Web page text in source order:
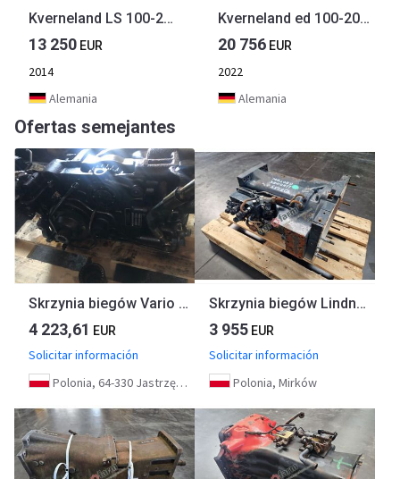
Kverneland LS 100-200 4-sch.
13 250 EUR
2014
Alemania
Kverneland ed 100-200 4-schar
20 756 EUR
2022
Alemania
Ofertas semejantes
Skrzynia biegów Vario Ml 70
4 223,61 EUR
Solicitar información
Polonia, 64-330 Jastrzębniki
Skrzynia biegów Lindner Geotrac ZF
3 955 EUR
Solicitar información
Polonia, Mirków